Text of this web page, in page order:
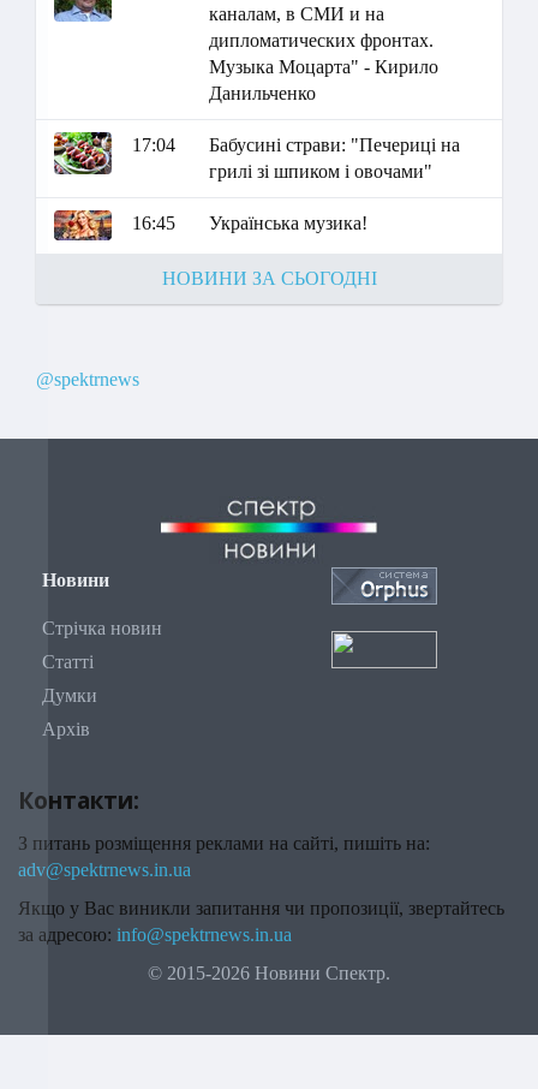
каналам, в СМИ и на
дипломатических фронтах.
Музыка Моцарта" - Кирило
Данильченко
17:04
Бабусині страви: "Печериці на
грилі зі шпиком і овочами"
16:45 Українська музика!
НОВИНИ ЗА СЬОГОДНІ
@spektrnews
Новини
Стрічка новин
Статті
Думки
Архів
Контакти:
З питань розміщення реклами на сайті, пишіть на:
adv@spektrnews.in.ua
Якщо у Вас виникли запитання чи пропозиції, звертайтесь
за адресою: info@spektrnews.in.ua
© 2015-2026 Новини Спектр.